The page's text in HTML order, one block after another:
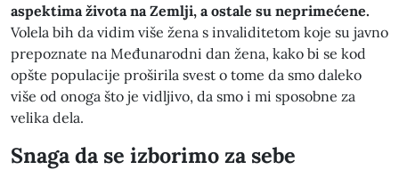
aspektima života na Zemlji, a ostale su neprimećene.
Volela bih da vidim više žena s invaliditetom koje su javno
prepoznate na Međunarodni dan žena, kako bi se kod
opšte populacije proširila svest o tome da smo daleko
više od onoga što je vidljivo, da smo i mi sposobne za
velika dela.
Snaga da se izborimo za sebe